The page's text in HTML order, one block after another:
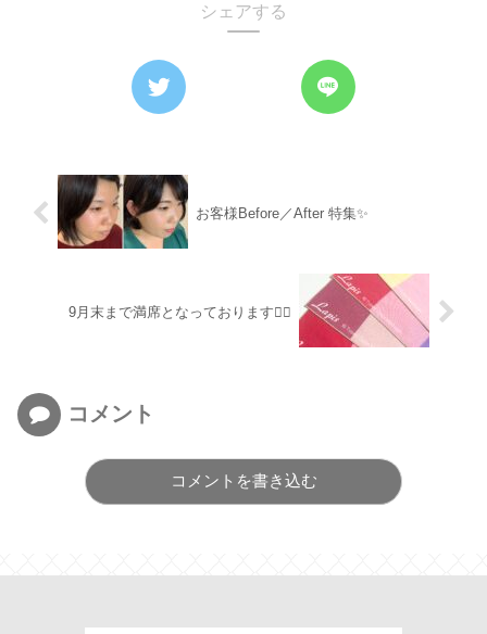
シェアする
お客様Before／After 特集✨
9月末まで満席となっております🙇‍♂️
コメント
コメントを書き込む